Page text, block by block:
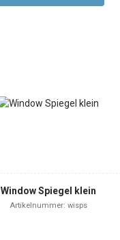
Window Spiegel klein
Artikelnummer: wisps